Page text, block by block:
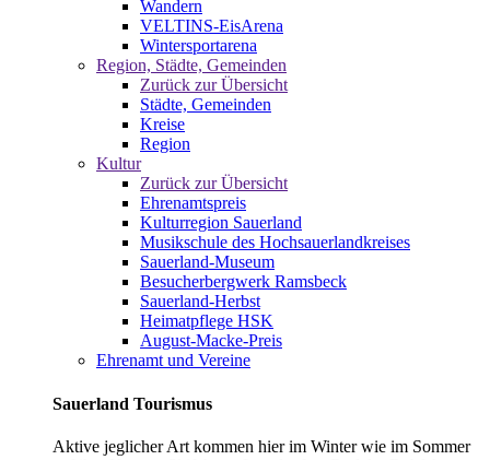
Wandern
VELTINS-EisArena
Wintersportarena
Region, Städte, Gemeinden
Zurück zur Übersicht
Städte, Gemeinden
Kreise
Region
Kultur
Zurück zur Übersicht
Ehrenamtspreis
Kulturregion Sauerland
Musikschule des Hochsauerlandkreises
Sauerland-Museum
Besucherbergwerk Ramsbeck
Sauerland-Herbst
Heimatpflege HSK
August-Macke-Preis
Ehrenamt und Vereine
Sauerland Tourismus
Aktive jeglicher Art kommen hier im Winter wie im Sommer